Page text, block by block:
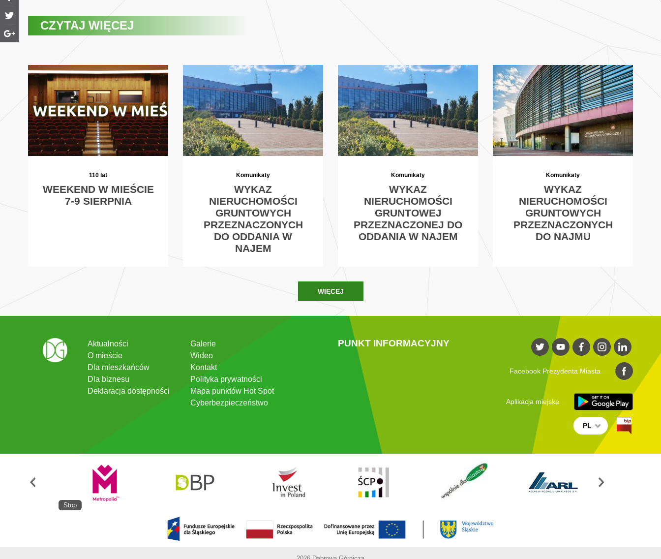
CZYTAJ WIĘCEJ
110 lat
WEEKEND W MIEŚCIE
7-9 SIERPNIA
Komunikaty
WYKAZ
NIERUCHOMOŚCI
GRUNTOWYCH
PRZEZNACZONYCH
DO ODDANIA W
NAJEM
Komunikaty
WYKAZ
NIERUCHOMOŚCI
GRUNTOWEJ
PRZEZNACZONEJ DO
ODDANIA W NAJEM
Komunikaty
WYKAZ
NIERUCHOMOŚCI
GRUNTOWYCH
PRZEZNACZONYCH
DO NAJMU
WIĘCEJ
Aktualności
O mieście
Dla mieszkańców
Dla biznesu
Deklaracja dostępności
Galerie
Wideo
Kontakt
Polityka prywatności
Mapa punktów Hot Spot
Cyberbezpieczeństwo
PUNKT INFORMACYJNY
Facebook Prezydenta Miasta
Aplikacja miejska
PL
Stop